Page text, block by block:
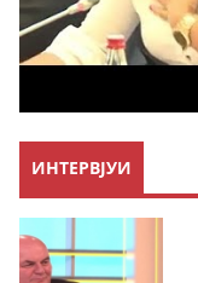
ИНТЕРВЈУИ